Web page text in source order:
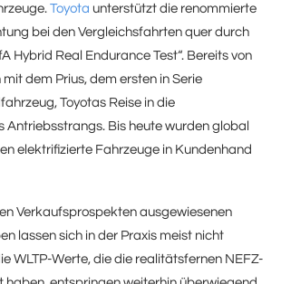
Toyota unterstützt die renommierte
bei den Vergleichsfahrten quer durch
Hybrid Real Endurance Test“. Bereits von
dem Prius, dem ersten in Serie
Toyotas Reise in die
Antriebsstrangs. Bis heute wurden global
elektrifizierte Fahrzeuge in Kundenhand
Verkaufsprospekten ausgewiesenen
lassen sich in der Praxis meist nicht
WLTP-Werte, die die realitätsfernen NEFZ-